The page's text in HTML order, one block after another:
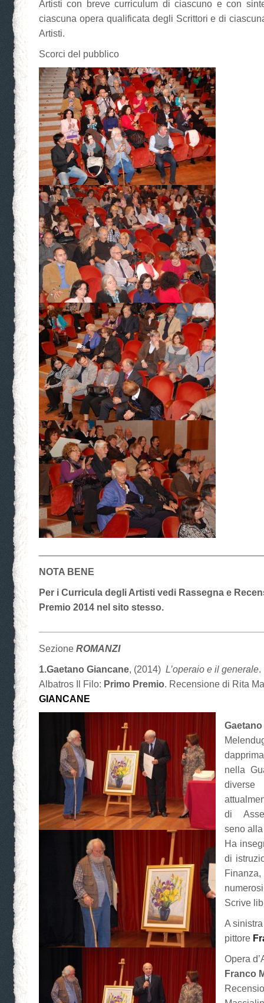
Artisti con breve curriculum di ciascuno e con
ciascuna opera qualificata degli Scrittori e di
Artisti.
Scorci del pubblico
NOTA BENE
Per i Curricula degli Artisti vedi Rassegna e
Premio 2014 nel sito stesso.
Sezione ROMANZI
1.Gaetano Giancane, (2014) L’operaio e il generale.
Albatros Il Filo: Primo Premio. Recensione di Rita
GIANCANE
nella
di
seno
Ha
di
Scrive
A
pittore
Opera
Franco